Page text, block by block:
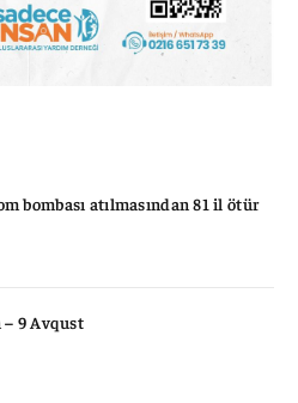
bombası atılmasından 81 il ötür
9 Avqust